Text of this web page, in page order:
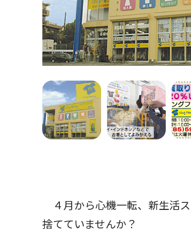
４月から心機一転、新生活
捨てていませんか？